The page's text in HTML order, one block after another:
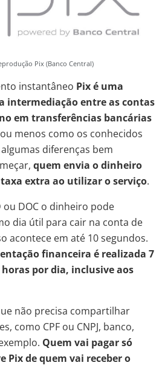
Pix (Banco Central)
instantâneo Pix é uma
intermediação entre as contas
em transferências bancárias
menos como os conhecidos
diferenças bem
quem envia o dinheiro
extra ao utilizar o serviço.
ou DOC o dinheiro pode
dia útil para cair na conta de
acontece em até 10 segundos.
financeira é realizada 7
por dia, inclusive aos
não precisa compartilhar
como CPF ou CNPJ, banco,
Quem vai pagar só
Pix de quem vai receber o